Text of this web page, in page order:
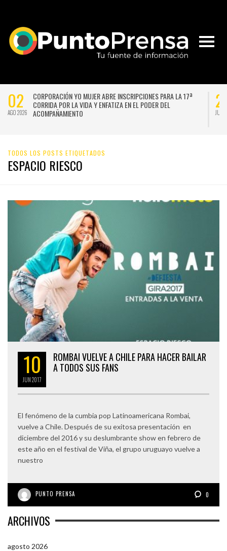
02
AGO 2026
CORPORACIÓN YO MUJER ABRE INSCRIPCIONES PARA LA 17ª
CORRIDA POR LA VIDA Y ENFATIZA EN EL PODER DEL
ACOMPAÑAMIENTO
JUL
TODOS LOS POSTS ETIQUETADOS
ESPACIO RIESCO
10
JUN2017
ROMBAI VUELVE A CHILE PARA HACER BAILAR
A TODOS SUS FANS
El fenómeno de la cumbia pop Latinoamericana Rombai,
vuelve a Chile. Después de su exitosa presentación en
diciembre del 2016 y su deslumbrante show en febrero de
este año en el festival de Viña, el grupo uruguayo vuelve a
nuestro
PUNTO PRENSA 0
ARCHIVOS
agosto 2026